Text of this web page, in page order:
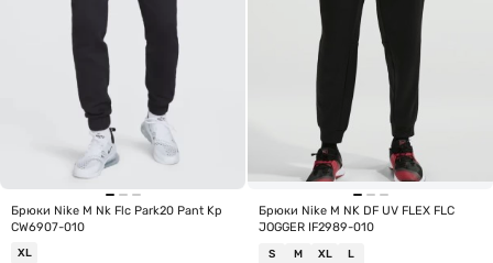
Брюки Nike M Nk Flc Park20 Pant Kp
CW6907-010
XL
Брюки Nike M NK DF UV FLEX FLC
JOGGER IF2989-010
S M XL L